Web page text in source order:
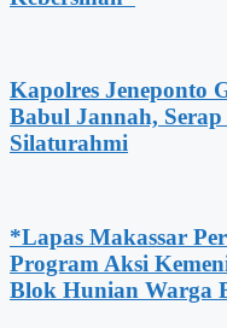
Kapolres Jeneponto
Babul Jannah,
Silaturahmi
*Lapas Makassar
Program Aksi
Blok Hunian Warga